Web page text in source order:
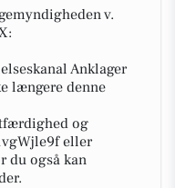
v.
Anklager
længere denne
og
eller
du også kan